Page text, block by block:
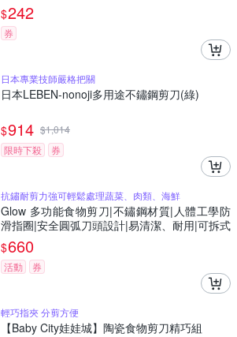
$242
券
日本專業技師嚴格把關
日本LEBEN-nonoji多用途不鏽鋼剪刀(綠)
$914 $1,014
限時下殺
券
抗鏽耐剪力強可輕鬆處理蔬菜、肉類、海鮮
Glow 多功能食物剪刀|不鏽鋼材質|人體工學防
滑指圈|安全圓弧刀頭設計|易清潔、耐用|可拆式
結構|多用途料理剪
$660
活動 券
輕巧指夾 分剪方便
【Baby City娃娃城】陶瓷食物剪刀精巧組